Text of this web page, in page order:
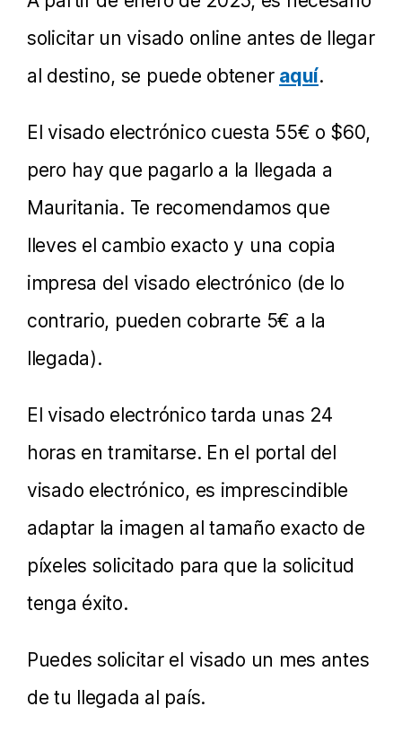
solicitar un visado online antes de llegar
al destino, se puede obtener aquí.
El visado electrónico cuesta 55€ o $60,
pero hay que pagarlo a la llegada a
Mauritania. Te recomendamos que
lleves el cambio exacto y una copia
impresa del visado electrónico (de lo
contrario, pueden cobrarte 5€ a la
llegada).
El visado electrónico tarda unas 24
horas en tramitarse. En el portal del
visado electrónico, es imprescindible
adaptar la imagen al tamaño exacto de
píxeles solicitado para que la solicitud
tenga éxito.
Puedes solicitar el visado un mes antes
de tu llegada al país.